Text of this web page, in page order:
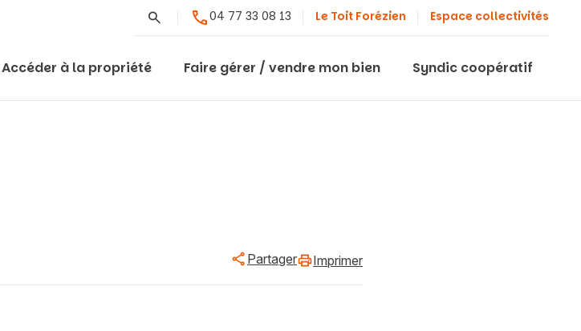
Rechercher04 77 33 08 13 Le Toit Forézien Espace collectivités
Accéder à la propriété Faire gérer / vendre mon bien Syndic coopératif
Partager Imprimer